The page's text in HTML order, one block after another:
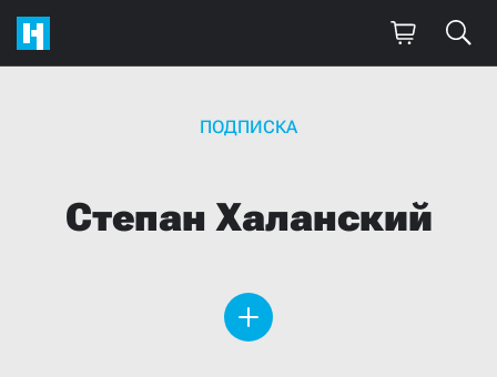
ПОДПИСКА
Степан Халанский